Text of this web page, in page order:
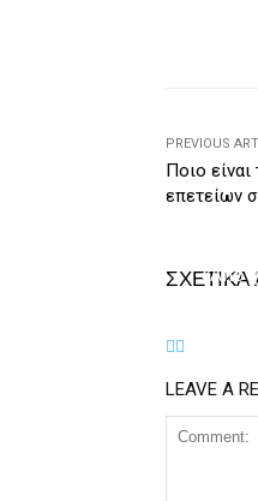
k
PREVIOUS
Ποιο
επετείων
«Ἀπό
LEAVE A